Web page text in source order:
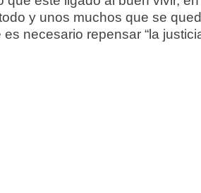
y unos muchos que se
necesario repensar “la